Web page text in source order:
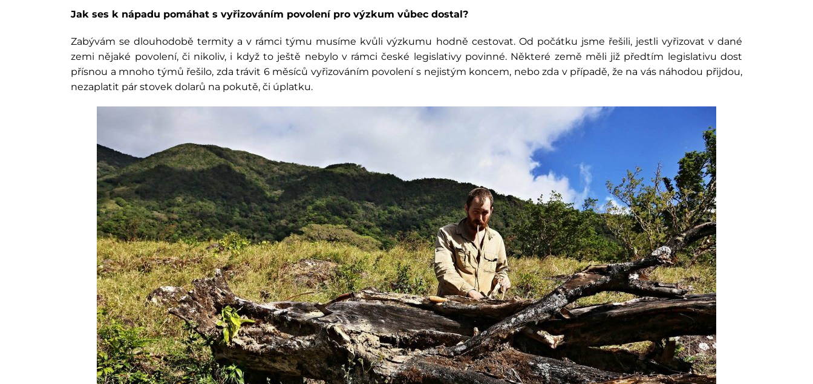
Jak ses k nápadu pomáhat s vyřizováním povolení pro výzkum vůbec dostal?
Zabývám se dlouhodobě termity a v rámci týmu musíme kvůli výzkumu hodně cestovat. Od počátku jsme řešili, jestli vyřizovat v dané
zemi nějaké povolení, či nikoliv, i když to ještě nebylo v rámci české legislativy povinné. Některé země měli již předtím legislativu dost
přísnou a mnoho týmů řešilo, zda trávit 6 měsíců vyřizováním povolení s nejistým koncem, nebo zda v případě, že na vás náhodou přijdou,
nezaplatit pár stovek dolarů na pokutě, či úplatku.